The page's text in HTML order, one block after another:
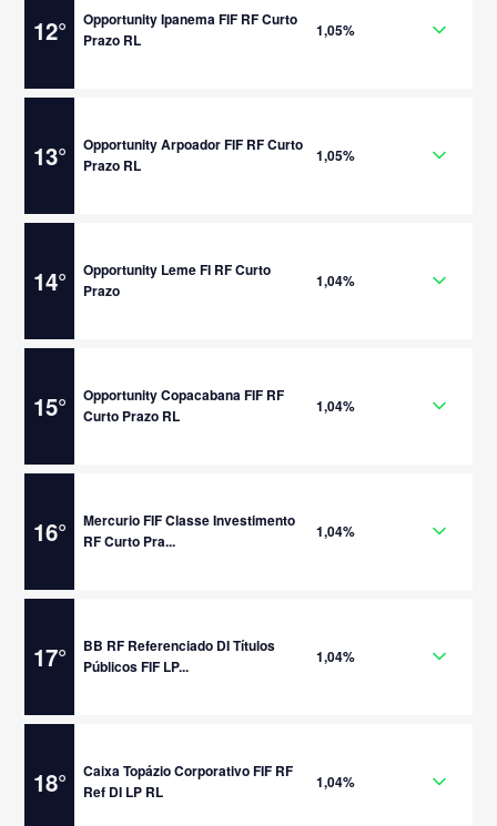
12°
Opportunity Ipanema FIF RF Curto
Prazo RL
1,05%
13°
Opportunity Arpoador FIF RF Curto
Prazo RL
1,05%
14°
Opportunity Leme FI RF Curto
Prazo
1,04%
15°
Opportunity Copacabana FIF RF
Curto Prazo RL
1,04%
16°
Mercurio FIF Classe Investimento
RF Curto Pra...
1,04%
17°
BB RF Referenciado DI Títulos
Públicos FIF LP...
1,04%
18°
Caixa Topázio Corporativo FIF RF
Ref DI LP RL
1,04%